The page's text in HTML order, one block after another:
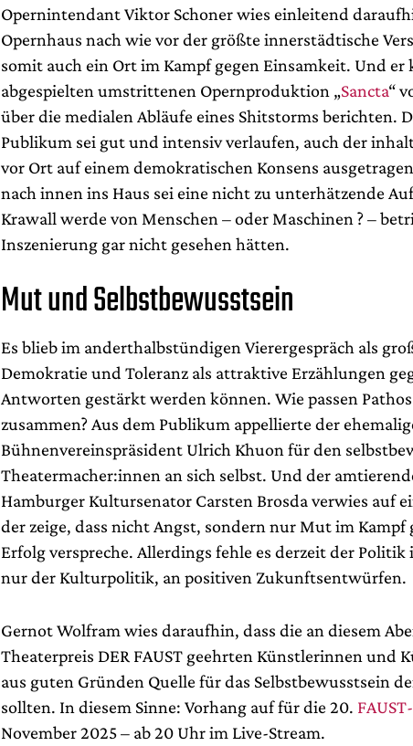
Opernintendant Viktor Schoner wies einleitend
Opernhaus nach wie vor der größte innerstädtische
somit auch ein Ort im Kampf gegen Einsamkeit. Und er
abgespielten umstrittenen Opernproduktion „Sancta“
über die medialen Abläufe eines Shitstorms berichten.
Publikum sei gut und intensiv verlaufen, auch der
vor Ort auf einem demokratischen Konsens
nach innen ins Haus sei eine nicht zu unterhätzende
Krawall werde von Menschen – oder Maschinen ? –
Inszenierung gar nicht gesehen hätten.
Mut und Selbstbewusstsein
Es blieb im anderthalbstündigen Vierergespräch als
Demokratie und Toleranz als attraktive Erzählungen
Antworten gestärkt werden können. Wie passen
zusammen? Aus dem Publikum appellierte der
Bühnenvereinspräsident Ulrich Khuon für den
Theatermacher:innen an sich selbst. Und der
Hamburger Kultursenator Carsten Brosda verwies auf
der zeige, dass nicht Angst, sondern nur Mut im Kampf
Erfolg verspreche. Allerdings fehle es derzeit der Politik
nur der Kulturpolitik, an positiven Zukunftsentwürfen.
Gernot Wolfram wies daraufhin, dass die an diesem
Theaterpreis DER FAUST geehrten Künstlerinnen und
aus guten Gründen Quelle für das Selbstbewusstsein
sollten. In diesem Sinne: Vorhang auf für die 20.
November 2025 – ab 20 Uhr im Live-Stream.